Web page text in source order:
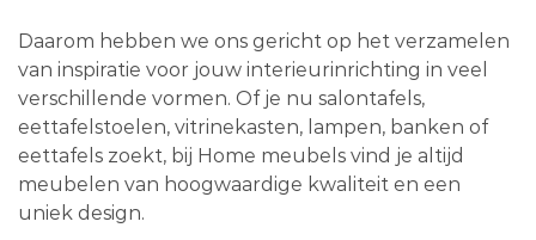
Daarom hebben we ons gericht op het verzamelen
van inspiratie voor jouw interieurinrichting in veel
verschillende vormen. Of je nu salontafels,
eettafelstoelen, vitrinekasten, lampen, banken of
eettafels zoekt, bij Home meubels vind je altijd
meubelen van hoogwaardige kwaliteit en een
uniek design.